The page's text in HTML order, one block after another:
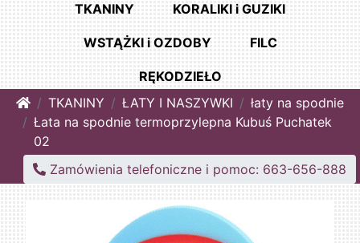
TKANINY KORALIKI i GUZIKI
WSTĄŻKI i OZDOBY FILC
RĘKODZIEŁO
HomeTKANINY ŁATY I NASZYWKI
łaty na spodnie
Łata na spodnie termoprzylepna Kubuś Puchatek
02
Zamówienia telefoniczne i pomoc: 663-656-888